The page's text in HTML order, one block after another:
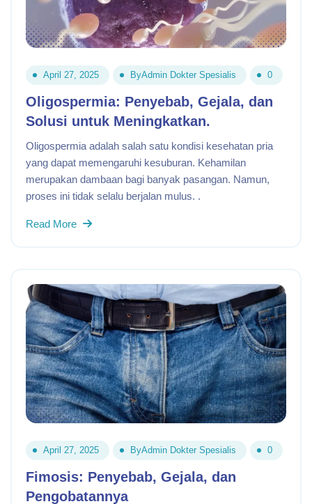
April 27, 2025 ByAdmin Dokter Spesialis 0
Oligospermia: Penyebab, Gejala, dan
Solusi untuk Meningkatkan.
Oligospermia adalah salah satu kondisi kesehatan pria
yang dapat memengaruhi kesuburan. Kehamilan
merupakan dambaan bagi banyak pasangan. Namun,
proses ini tidak selalu berjalan mulus. .
Read More
April 27, 2025 ByAdmin Dokter Spesialis 0
Fimosis: Penyebab, Gejala, dan
Pengobatannya